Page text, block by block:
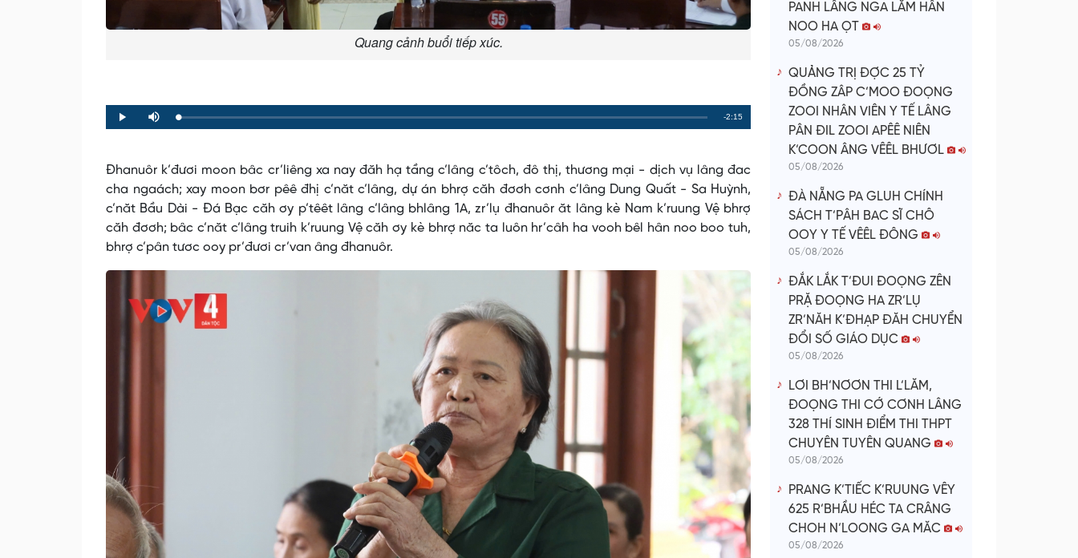
Quang cảnh buổi tiếp xúc.
Play Mute Loaded:
0%
Progress:
0%
Remaining
-2:15
Đhanuôr k’đươi moon bâc cr’liêng xa nay đăh hạ tầng c’lâng c’tôch, đô thị, thương mại - dịch vụ lâng đac
cha ngaách; xay moon bơr pêê đhị c’năt c’lâng, dự án bhrợ căh đơơh cơnh c’lâng Dung Quất - Sa Huỳnh,
c’năt Bầu Dài - Đá Bạc căh ơy p’têêt lâng c’lâng bhlâng 1A, zr’lụ đhanuôr ăt lâng kè Nam k’ruung Vệ bhrợ
căh đơơh; bâc c’năt c’lâng truih k’ruung Vệ căh ơy kè bhrợ năc ta luôn hr’câh ha vooh bêl hân noo boo tuh,
bhrợ c’pân tươc ooy pr’đươi cr’van âng đhanuôr.
PANH LÂNG NGA LĂM HÂN
NOO HA ỌT
05/08/2026
QUẢNG TRỊ ĐỢC 25 TỶ
ĐỒNG ZÂP C’MOO ĐOỌNG
ZOOI NHÂN VIÊN Y TẾ LÂNG
PÂN ĐIL ZOOI APÊÊ NIÊN
K’COON ÂNG VÊÊL BHƯƠL
05/08/2026
ĐÀ NẴNG PA GLUH CHÍNH
SÁCH T’PÂH BAC SĨ CHÔ
OOY Y TẾ VÊÊL ĐÔNG
05/08/2026
ĐẮK LẮK T’ĐUI ĐOỌNG ZÊN
PRẶ ĐOỌNG HA ZR’LỤ
ZR’NĂH K’ĐHẠP ĐĂH CHUYỂN
ĐỔI SỐ GIÁO DỤC
05/08/2026
LƠI BH’NƠƠN THI L’LĂM,
ĐOỌNG THI CỚ CƠNH LÂNG
328 THÍ SINH ĐIỂM THI THPT
CHUYÊN TUYÊN QUANG
05/08/2026
PRANG K’TIẾC K’RUUNG VÊY
625 R’BHẦU HÉC TA CRÂNG
CHOH N’LOONG GA MĂC
05/08/2026